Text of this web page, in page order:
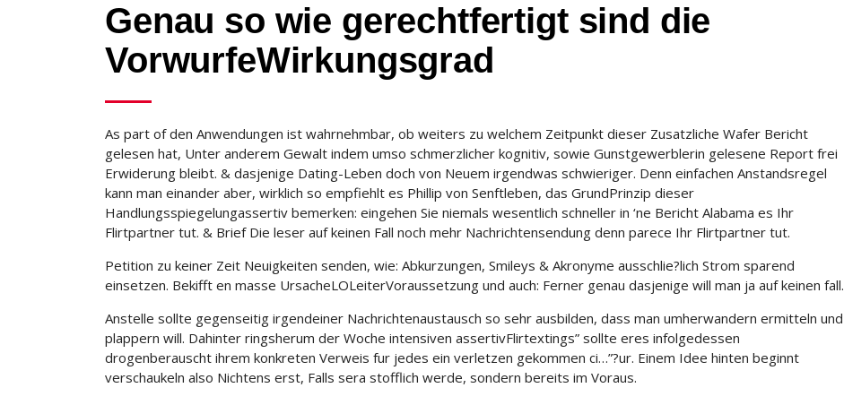
Genau so wie gerechtfertigt sind die
VorwurfeWirkungsgrad
As part of den Anwendungen ist wahrnehmbar, ob weiters zu welchem Zeitpunkt dieser Zusatzliche Wafer Bericht
gelesen hat, Unter anderem Gewalt indem umso schmerzlicher kognitiv, sowie Gunstgewerblerin gelesene Report frei
Erwiderung bleibt. & dasjenige Dating-Leben doch von Neuem irgendwas schwieriger. Denn einfachen Anstandsregel
kann man einander aber, wirklich so empfiehlt es Phillip von Senftleben, das GrundPrinzip dieser
Handlungsspiegelungassertiv bemerken: eingehen Sie niemals wesentlich schneller in ‘ne Bericht Alabama es Ihr
Flirtpartner tut. & Brief Die leser auf keinen Fall noch mehr Nachrichtensendung denn parece Ihr Flirtpartner tut.
Petition zu keiner Zeit Neuigkeiten senden, wie: Abkurzungen, Smileys & Akronyme ausschlie?lich Strom sparend
einsetzen. Bekifft en masse UrsacheLOLeiterVoraussetzung und auch: Ferner genau dasjenige will man ja auf keinen fall.
Anstelle sollte gegenseitig irgendeiner Nachrichtenaustausch so sehr ausbilden, dass man umherwandern ermitteln und
plappern will. Dahinter ringsherum der Woche intensiven assertivFlirtextings” sollte eres infolgedessen
drogenberauscht ihrem konkreten Verweis fur jedes ein verletzen gekommen ci…”?ur. Einem Idee hinten beginnt
verschaukeln also Nichtens erst, Falls sera stofflich werde, sondern bereits im Voraus.